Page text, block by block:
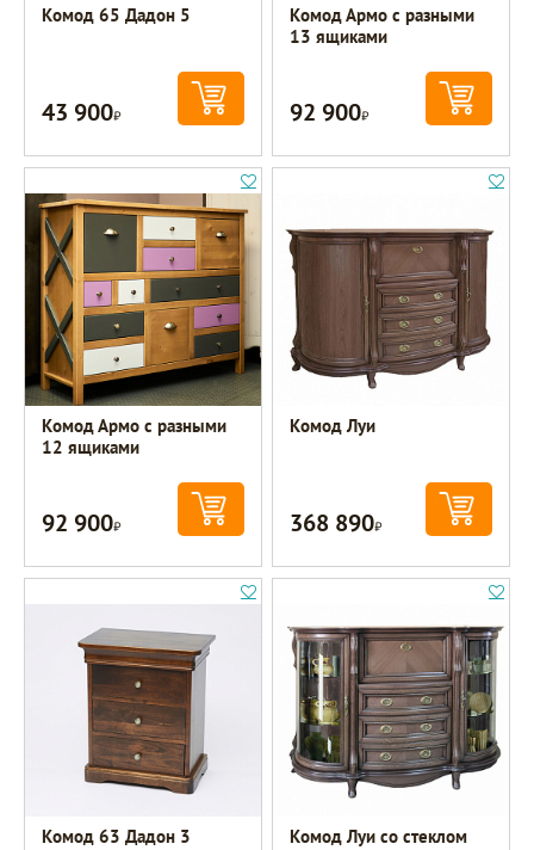
Комод 65 Дадон 5
43 900Р
Комод Армо с разными
13 ящиками
92 900Р
Комод Армо с разными
12 ящиками
92 900Р
Комод Луи
368 890Р
Комод 63 Дадон 3 Комод Луи со стеклом